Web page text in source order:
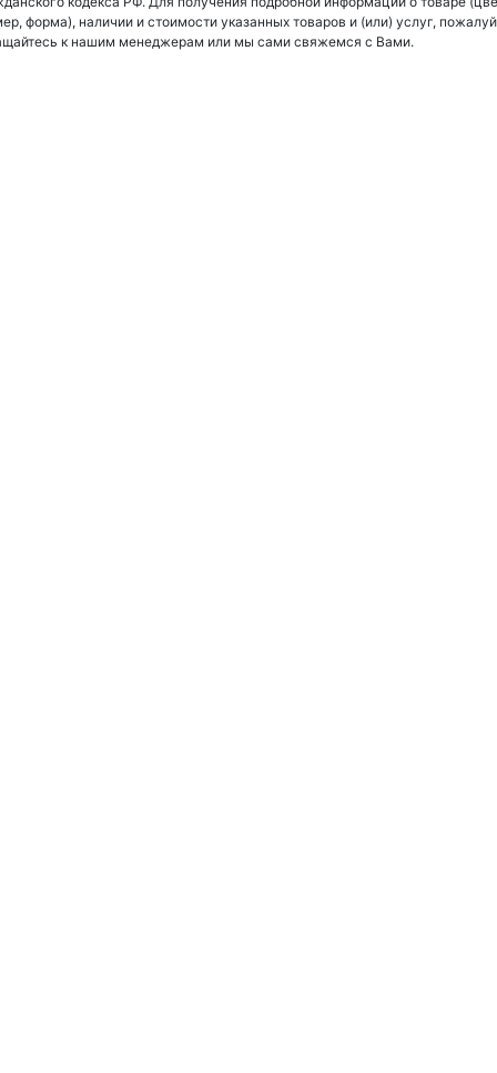
форма), наличии и стоимости указанных товаров и (или) услуг,
к нашим менеджерам или мы сами свяжемся с Вами.